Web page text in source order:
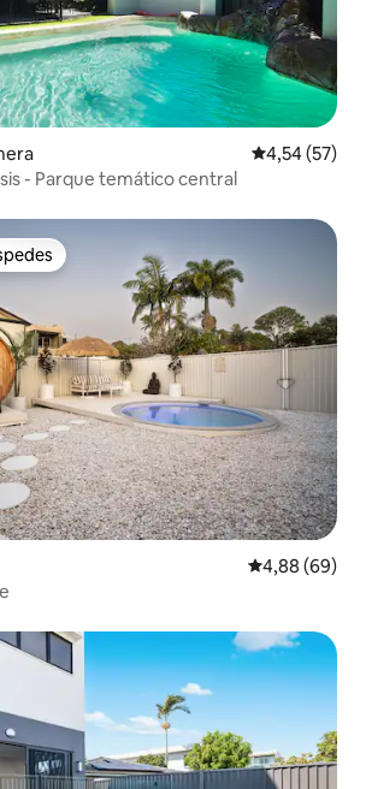
4,54 de uma
4,54 (57)
- Parque temático central
4,88 de uma
4,88 (69)